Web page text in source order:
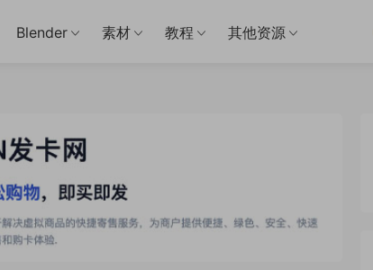
Blender 素材 教程 其他资源